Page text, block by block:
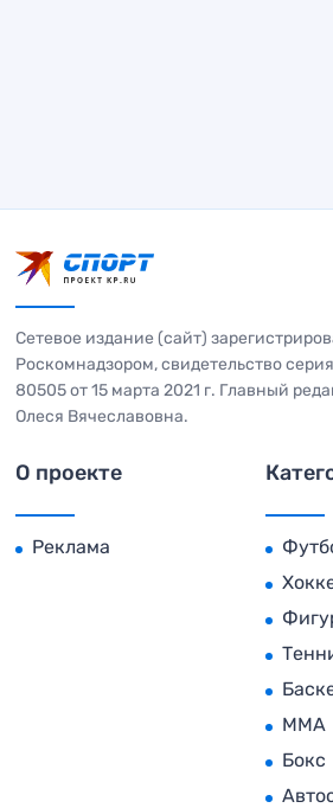
Сетевое издание (сайт)
Роскомнадзором, свидетельство
80505 от 15 марта 2021 г. Главный
Олеся Вячеславовна.
О проекте
Реклама
MMA
Бокс